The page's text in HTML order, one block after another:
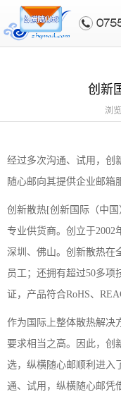
创新
浏
经过多次沟通、试用，创
随心邮向其提供企业邮箱
创新散热[创新国际（中
专业供货商。创立于2002
深圳、佛山。创新散热在
员工；还拥有超过50多项
证，产品符合RoHS、
作为国际上整体散热解决
要求相当之高。因此，创
选，纵横随心邮顺利进入
通、试用，纵横随心邮凭